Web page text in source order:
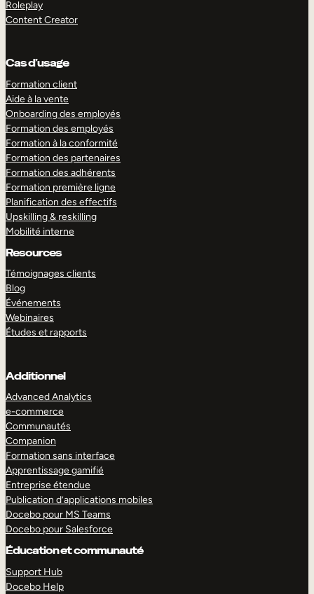
Roleplay
Content Creator
Cas d’usage
Formation client
Aide à la vente
Onboarding des employés
Formation des employés
Formation à la conformité
Formation des partenaires
Formation des adhérents
Formation première ligne
Planification des effectifs
Upskilling & reskilling
Mobilité interne
Resources
Témoignages clients
Blog
Événements
Webinaires
Études et rapports
Additionnel
Advanced Analytics
e-commerce
Communautés
Companion
Formation sans interface
Apprentissage gamifié
Entreprise étendue
Publication d’applications mobiles
Docebo pour MS Teams
Docebo pour Salesforce
Éducation et communauté
Support Hub
Docebo Help